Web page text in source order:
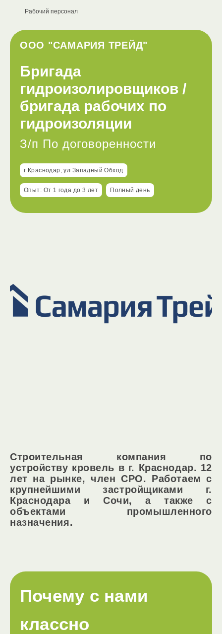
ООО "САМАРИЯ ТРЕЙД"
Рабочий персонал
Бригада
гидроизолировщиков /
бригада рабочих по
гидроизоляции
З/п По договоренности
г Краснодар, ул Западный Обход
Опыт: От 1 года до 3 лет Полный день
Строительная компания по
устройству кровель в г. Краснодар. 12
лет на рынке, член СРО. Работаем с
крупнейшими застройщиками г.
Краснодара и Сочи, а также с
объектами промышленного
назначения.
Почему с нами
классно